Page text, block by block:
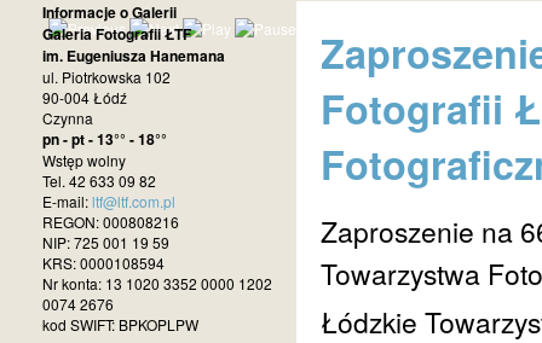
Fotografii
Zaproszenie na
Towarzystwa
Łódzkie
Informacje o Galerii
Galeria Fotografii ŁTF
im. Eugeniusza Hanemana
ul. Piotrkowska 102
90-004 Łódź
Czynna
pn - pt - 13°° - 18°°
Wstęp wolny
Tel. 42 633 09 82
E-mail:ltf@ltf.com.pl
REGON: 000808216
NIP: 725 001 19 59
KRS: 0000108594
Nr konta: 13 1020 3352 0000 1202
0074 2676
kod SWIFT: BPKOPLPW